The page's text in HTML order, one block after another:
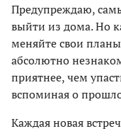
Предупреждаю,
выйти из дома. Но
меняйте свои
абсолютно
приятнее, чем
вспоминая о
Каждая новая